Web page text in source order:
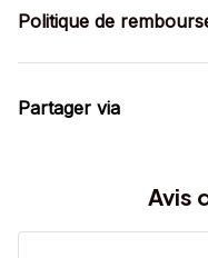
Politique de
Partager via
Avis